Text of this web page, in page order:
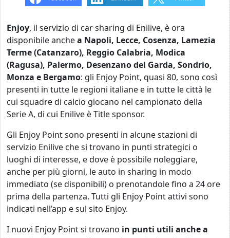
Enjoy, il servizio di car sharing di Enilive, è ora
disponibile anchea Napoli, Lecce, Cosenza, Lamezia
Terme (Catanzaro), Reggio Calabria, Modica
(Ragusa), Palermo, Desenzano del Garda, Sondrio,
Monza e Bergamo: gli Enjoy Point, quasi 80, sono così
presenti in tutte le regioni italiane e in tutte le città le
cui squadre di calcio giocano nel campionato della
Serie A, di cui Enilive è Title sponsor.
Gli Enjoy Point sono presenti in alcune stazioni di
servizio Enilive che si trovano in punti strategici o
luoghi di interesse, e dove è possibile noleggiare,
anche per più giorni, le auto in sharing in modo
immediato (se disponibili) o prenotandole fino a 24 ore
prima della partenza. Tutti gli Enjoy Point attivi sono
indicati nell’app e sul sito Enjoy.
I nuovi Enjoy Point si trovano in punti utili anche a